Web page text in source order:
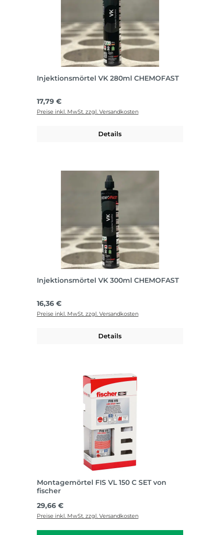
Injektionsmörtel VK 280ml CHEMOFAST
Regulärer Preis:
17,79 €
Preise inkl. MwSt. zzgl. Versandkosten
Details
Injektionsmörtel VK 300ml CHEMOFAST
Regulärer Preis:
16,36 €
Preise inkl. MwSt. zzgl. Versandkosten
Details
Montagemörtel FIS VL 150 C SET von
fischer
Regulärer Preis:
29,66 €
Preise inkl. MwSt. zzgl. Versandkosten